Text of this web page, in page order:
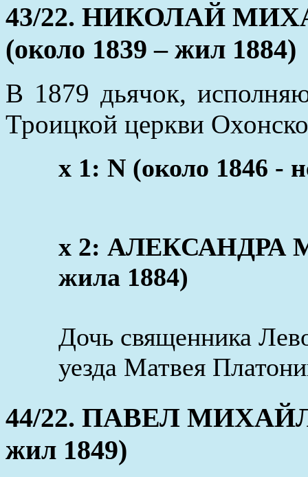
43/22. НИКОЛАЙ
(около 1839 – жил 1884)
В 1879 дьячок,
Троицкой церкви
x 1: N (около 1846 -
x 2: АЛЕКСАНДРА
жила 1884)
Дочь священника
уезда Матвея
44/22. ПАВЕЛ
жил 1849)